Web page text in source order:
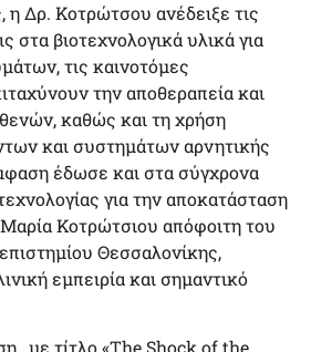
η Δρ. Κοτρώτσου ανέδειξε τις
στα βιοτεχνολογικά υλικά για
τις καινοτόμες
την αποθεραπεία και
καθώς και τη χρήση
και συστημάτων αρνητικής
έδωσε και στα σύγχρονα
για την αποκατάσταση
Κοτρώτσιου απόφοιτη του
Θεσσαλονίκης,
εμπειρία και σημαντικό